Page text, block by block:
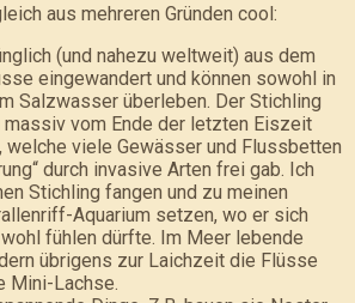
aus mehreren Gründen cool:
(und nahezu weltweit) aus dem
eingewandert und können sowohl in
Salzwasser überleben. Der Stichling
vom Ende der letzten Eiszeit
, welche viele Gewässer und Flussbetten
durch invasive Arten frei gab. Ich
Stichling fangen und zu meinen
Aquarium setzen, wo er sich
fühlen dürfte. Im Meer lebende
übrigens zur Laichzeit die Flüsse
Mini-Lachse.